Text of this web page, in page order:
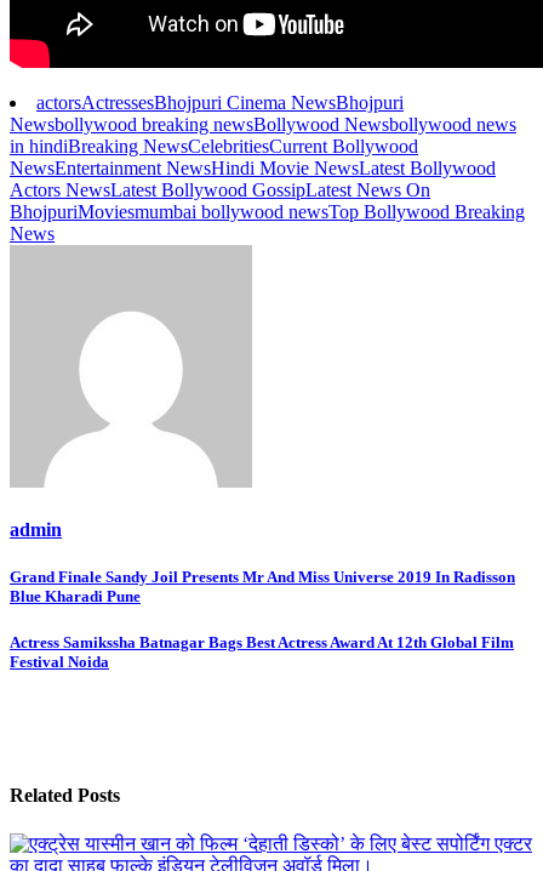
actorsActressesBhojpuri Cinema NewsBhojpuri
Newsbollywood breaking newsBollywood Newsbollywood news
in hindiBreaking NewsCelebritiesCurrent Bollywood
NewsEntertainment NewsHindi Movie NewsLatest Bollywood
Actors NewsLatest Bollywood GossipLatest News On
BhojpuriMoviesmumbai bollywood newsTop Bollywood Breaking
News
admin
Post
navigation
Grand Finale Sandy Joil Presents Mr And Miss Universe 2019 In Radisson
Blue Kharadi Pune
Actress Samikssha Batnagar Bags Best Actress Award At 12th Global Film
Festival Noida
Related Posts